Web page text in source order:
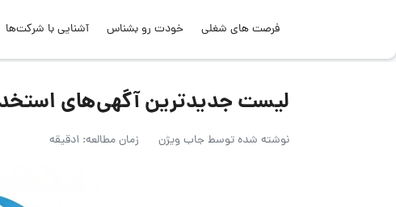
فرصت های شغلی خودت رو بشناس آشنایی با شرکت‌ها
لیست جدیدترین آگهی‌های استخدام
نوشته شده توسطجاب ویژن زمان مطالعه: 1دقیقه